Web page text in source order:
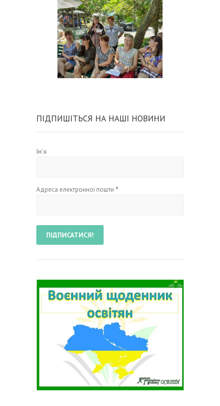
ПІДПИШІТЬСЯ НА НАШІ НОВИНИ
Ім'я
Адреса електронної пошти *